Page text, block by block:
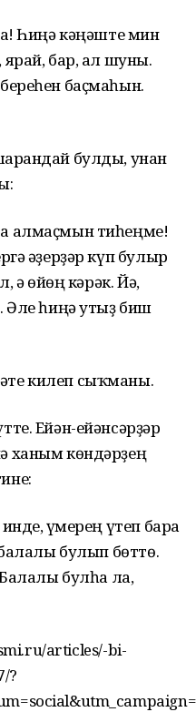
Һиңә кәңәште мин
бар, ал шуны.
баҫмаһын.
булды, унан
алмаҫмын тиһеңме!
әҙерҙәр күп булыр
ә өйөң кәрәк. Йә,
Әле һиңә утыҙ биш
килеп сыҡманы.
Ейән-ейәнсәрҙәр
ханым көндәрҙең
ғүмерең үтеп бара
балалы булып бөттө.
булһа ла,
articles/-bi-
?